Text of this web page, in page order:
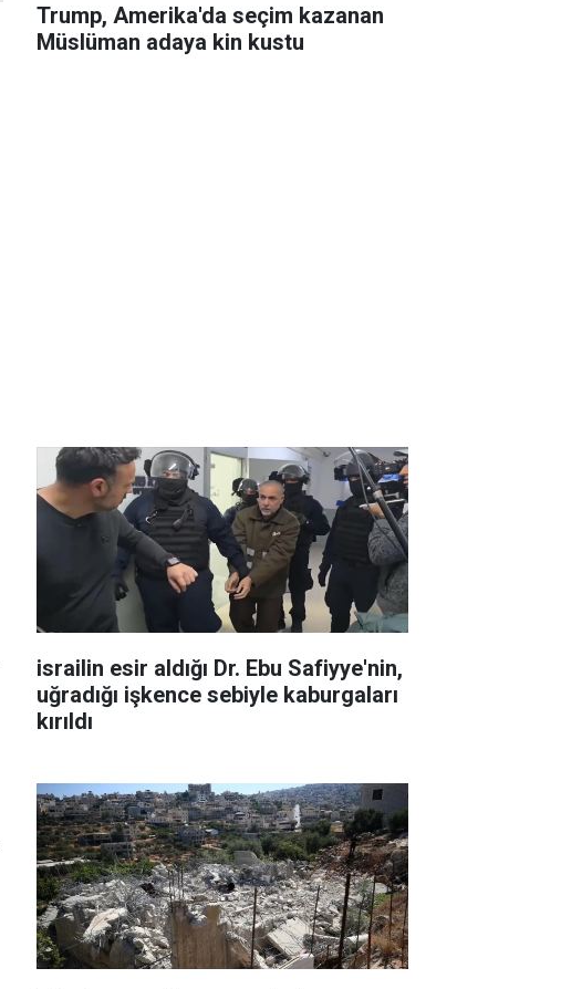
Trump, Amerika'da seçim kazanan
Müslüman adaya kin kustu
israilin esir aldığı Dr. Ebu Safiyye'nin,
uğradığı işkence sebiyle kaburgaları
kırıldı